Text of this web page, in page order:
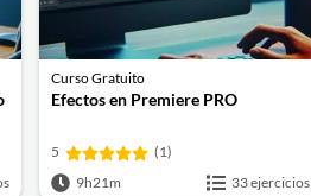
Curso Gratuito
Efectos en Premiere PRO
5
(1)
9h21m
33 ejercicios